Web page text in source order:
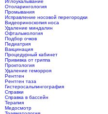
Иглоукалывание
Отоларингология
Промывания
Исправление носовой перегородки
Видеориноскопия носа
Удаление миндалин
Офтальмология
Подбор очков
Педиатрия
Вакцинация
Процедурный кабинет
Прививка от гриппа
Проктология
Удаление геморроя
Рентген
Рентген таза
Гистеросальпингография
Справки
Справка в бассейн
Терапия
Медосмотр